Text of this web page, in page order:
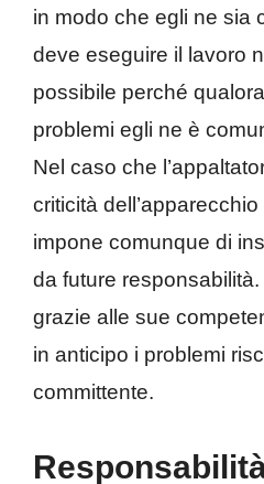
in modo che egli ne sia
deve eseguire il lavoro
possibile perché
problemi egli ne è
Nel caso che
criticità
impone comunque di
da future
grazie alle sue
in anticipo i problemi
committente.